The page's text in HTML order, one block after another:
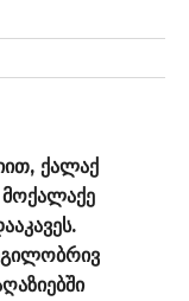
ქალაქ